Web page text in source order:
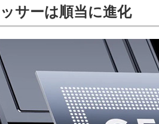
サーは順当に進化